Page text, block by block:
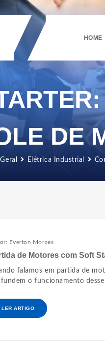
HOME
Elétrica Industrial
DE
Everton Moraes
de Motores com Soft
falamos em partida de
o funcionamento
LER ARTIGO